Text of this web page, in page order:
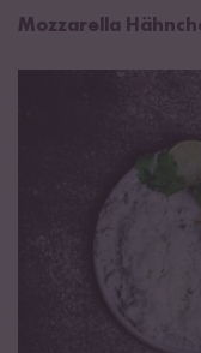
Mozzarella